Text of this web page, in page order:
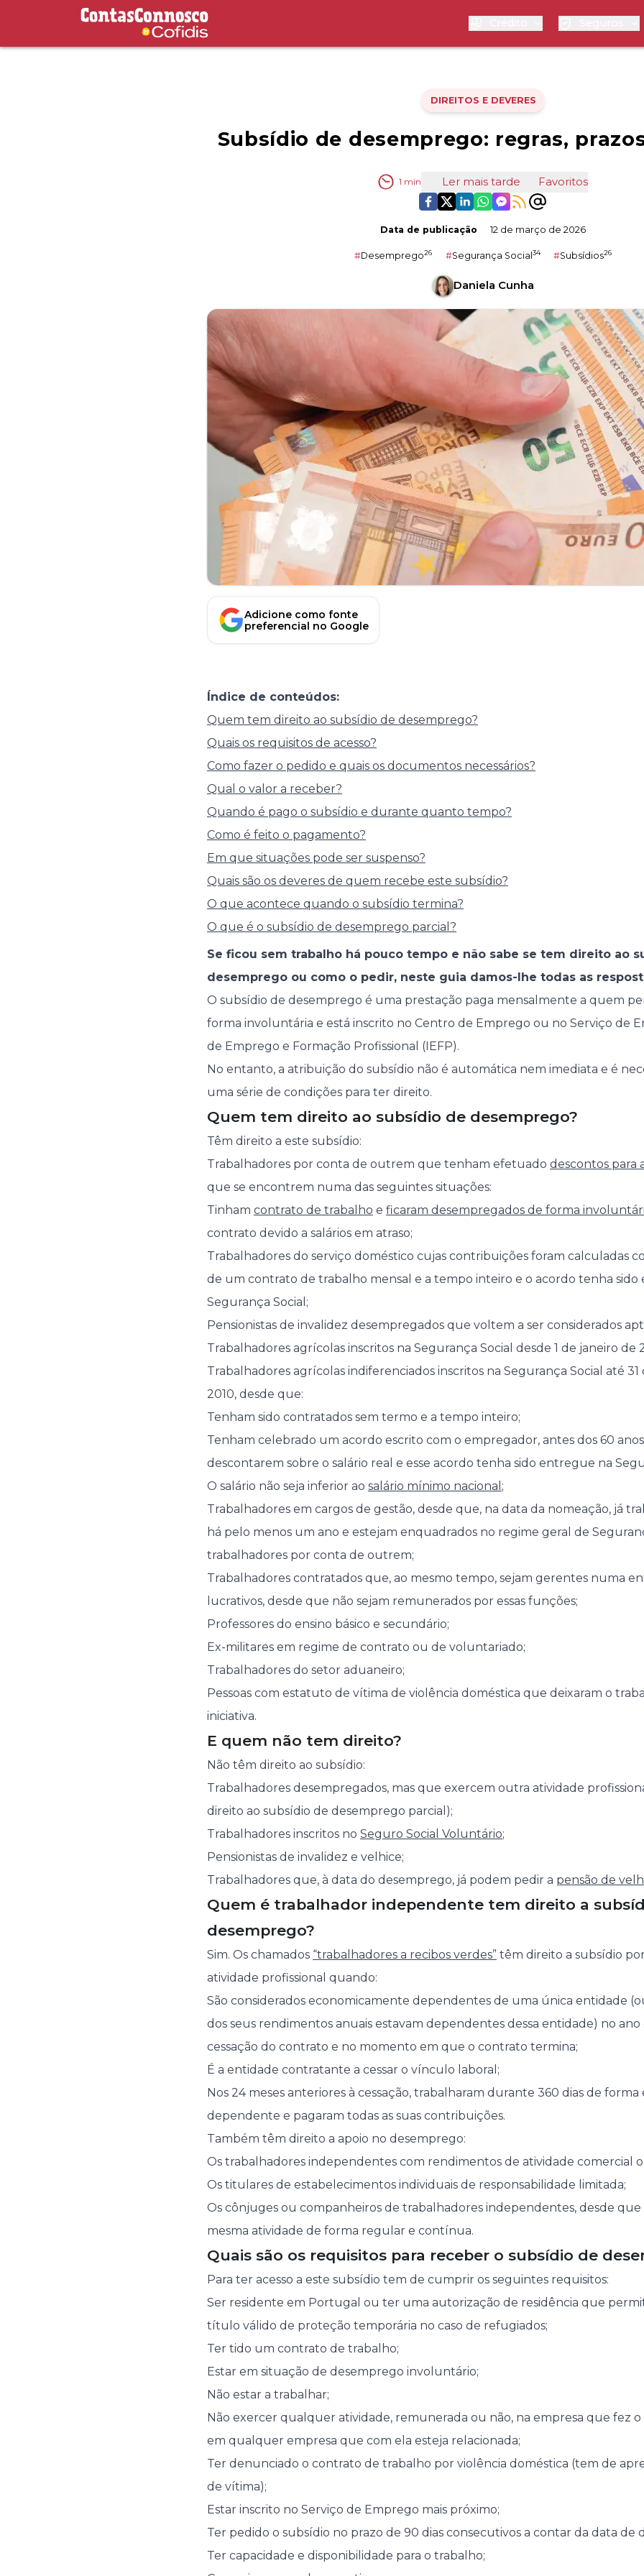
Contas Connosco by Cofidis
DIREITOS E DEVERES
Subsídio de desemprego: regras,
1 min Ler mais tarde Favoritos
Data de publicação 12 de março de 2026
#Desemprego26 #Segurança Social 34 #Subsídios26
Daniela Cunha
Adicione como fonte
preferencial no Google
Índice de conteúdos:
Quem tem direito ao subsídio de desemprego?
Quais os requisitos de acesso?
Como fazer o pedido e quais os documentos necessários?
Qual o valor a receber?
Quando é pago o subsídio e durante quanto tempo?
Como é feito o pagamento?
Em que situações pode ser suspenso?
Quais são os deveres de quem recebe este subsídio?
O que acontece quando o subsídio termina?
O que é o subsídio de desemprego parcial?
Se ficou sem trabalho há pouco tempo e não sabe se tem direito ao
desemprego ou como o pedir, neste guia damos-lhe todas as
O subsídio de desemprego é uma prestação paga mensalmente a quem
forma involuntária e está inscrito no Centro de Emprego ou no Serviço de
de Emprego e Formação Profissional (IEFP).
No entanto, a atribuição do subsídio não é automática nem imediata e é
uma série de condições para ter direito.
Quem tem direito ao subsídio de desemprego?
Têm direito a este subsídio:
Trabalhadores por conta de outrem que tenham efetuado descontos para
que se encontrem numa das seguintes situações:
Tinham contrato de trabalho e ficaram desempregados de forma
contrato devido a salários em atraso;
Trabalhadores do serviço doméstico cujas contribuições foram calculadas
de um contrato de trabalho mensal e a tempo inteiro e o acordo tenha
Segurança Social;
Pensionistas de invalidez desempregados que voltem a ser considerados
Trabalhadores agrícolas inscritos na Segurança Social desde 1 de janeiro de
Trabalhadores agrícolas indiferenciados inscritos na Segurança Social até
2010, desde que:
Tenham sido contratados sem termo e a tempo inteiro;
Tenham celebrado um acordo escrito com o empregador, antes dos 60
descontarem sobre o salário real e esse acordo tenha sido entregue na
O salário não seja inferior ao salário mínimo nacional ;
Trabalhadores em cargos de gestão, desde que, na data da nomeação, já
há pelo menos um ano e estejam enquadrados no regime geral de
trabalhadores por conta de outrem;
Trabalhadores contratados que, ao mesmo tempo, sejam gerentes numa
lucrativos, desde que não sejam remunerados por essas funções;
Professores do ensino básico e secundário;
Ex-militares em regime de contrato ou de voluntariado;
Trabalhadores do setor aduaneiro;
Pessoas com estatuto de vítima de violência doméstica que deixaram o
iniciativa.
E quem não tem direito?
Não têm direito ao subsídio:
Trabalhadores desempregados, mas que exercem outra atividade
direito ao subsídio de desemprego parcial);
Trabalhadores inscritos no Seguro Social Voluntário;
Pensionistas de invalidez e velhice;
Trabalhadores que, à data do desemprego, já podem pedir a pensão de
Quem é trabalhador independente tem direito a
desemprego?
Sim. Os chamados “trabalhadores a recibos verdes” têm direito a subsídio
atividade profissional quando:
São considerados economicamente dependentes de uma única entidade
dos seus rendimentos anuais estavam dependentes dessa entidade) no ano
cessação do contrato e no momento em que o contrato termina;
É a entidade contratante a cessar o vínculo laboral;
Nos 24 meses anteriores à cessação, trabalharam durante 360 dias de
dependente e pagaram todas as suas contribuições.
Também têm direito a apoio no desemprego:
Os trabalhadores independentes com rendimentos de atividade comercial
Os titulares de estabelecimentos individuais de responsabilidade limitada;
Os cônjuges ou companheiros de trabalhadores independentes, desde
mesma atividade de forma regular e contínua.
Quais são os requisitos para receber o subsídio de
Para ter acesso a este subsídio tem de cumprir os seguintes requisitos:
Ser residente em Portugal ou ter uma autorização de residência que
título válido de proteção temporária no caso de refugiados;
Ter tido um contrato de trabalho;
Estar em situação de desemprego involuntário;
Não estar a trabalhar;
Não exercer qualquer atividade, remunerada ou não, na empresa que fez
em qualquer empresa que com ela esteja relacionada;
Ter denunciado o contrato de trabalho por violência doméstica (tem de
de vítima);
Estar inscrito no Serviço de Emprego mais próximo;
Ter pedido o subsídio no prazo de 90 dias consecutivos a contar da data de
Ter capacidade e disponibilidade para o trabalho;